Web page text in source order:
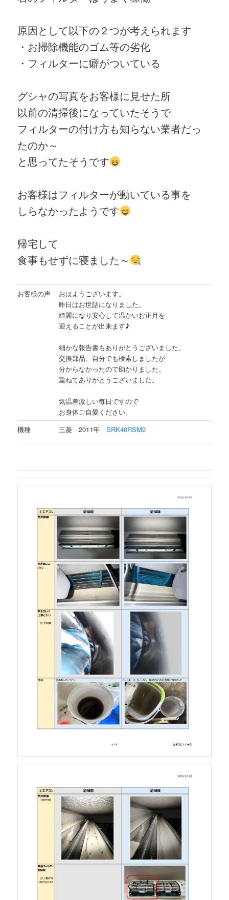
原因として以下の２つが考えられます
・お掃除機能のゴム等の劣化
・フィルターに癖がついている
グシャの写真をお客様に見せた所
以前の清掃後になっていたそうで
フィルターの付け方も知らない業者だっ
たのか～
と思ってたそうです
お客様はフィルターが動いている事を
しらなかったようです
帰宅して
食事もせずに寝ました～
お客様の声
おはようございます。
昨日はお世話になりました。
綺麗になり安心して温かいお正月を
迎えることが出来ます♪
細かな報告書もありがとうございました。
交換部品、自分でも検索しましたが
分からなかったので助かりました。
重ねてありがとうございました。
気温差激しい毎日ですので
お身体ご自愛ください。
機種
三菱 2011年SRK40RSM2